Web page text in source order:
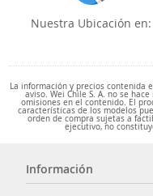
Nuestra Ubicación en:
La información y precios contenida
aviso. Wei Chile S. A. no se
omisiones en el contenido. El
características de los modelos
orden de compra sujetas a
ejecutivo, no
Información